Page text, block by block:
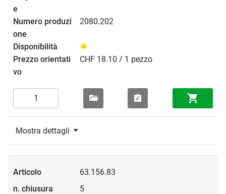
2080.202
CHF 18.10 / 1 pezzo
Mostra dettagli
63.156.83
5